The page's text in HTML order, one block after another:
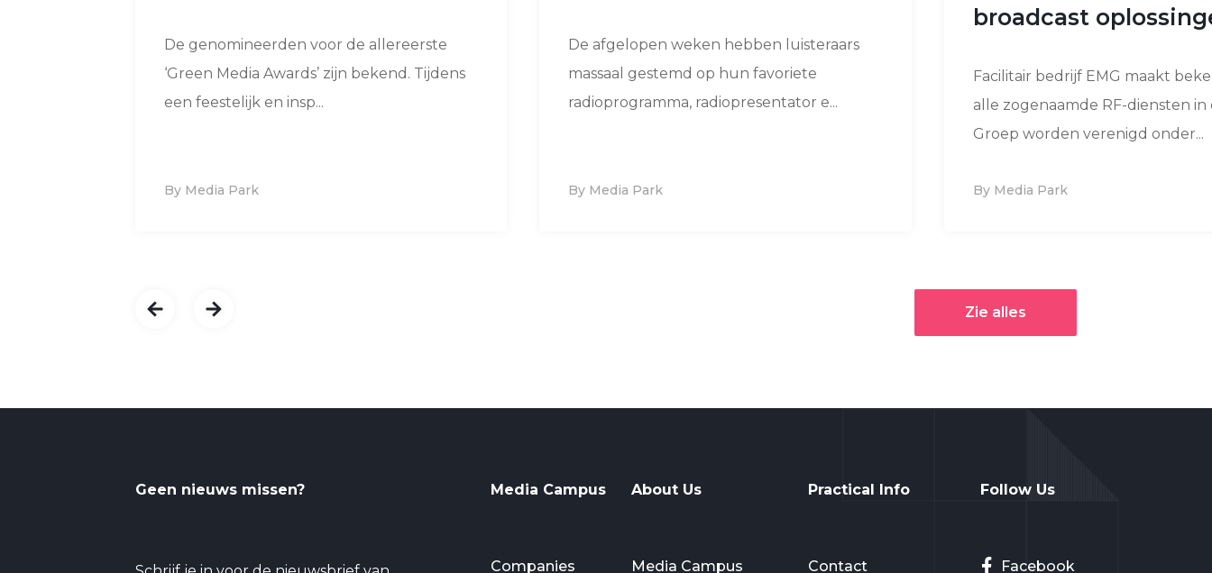
De genomineerden voor de allereerste
‘Green Media Awards’ zijn bekend. Tijdens
een feestelijk en insp...
By Media Park
De afgelopen weken hebben luisteraars
massaal gestemd op hun favoriete
radioprogramma, radiopresentator e...
By Media Park
broadcast
Facilitair bedrijf EMG maakt
alle zogenaamde RF-diensten in
Groep worden verenigd onder...
By Media Park
Zie alles
Geen nieuws missen? Media Campus
Companies
About Us
Media Campus
Practical Info
Contact
Follow Us
Facebook